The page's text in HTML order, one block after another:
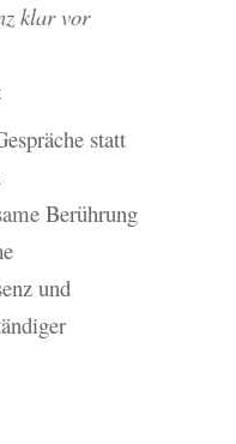
klar vor
statt
Berührung
und